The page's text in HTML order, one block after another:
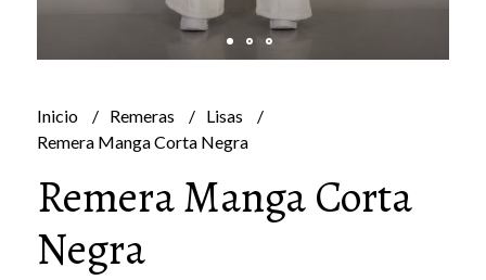
Inicio Remeras
Lisas
Remera Manga Corta Negra
Remera Manga Corta
Negra